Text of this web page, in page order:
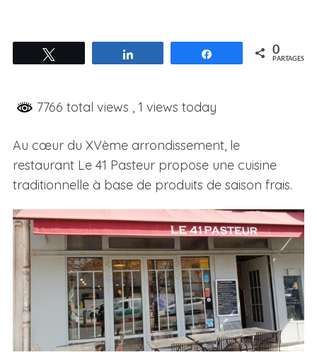
Partagez 0
PARTAGES
7766 total views , 1 views today
Au cœur du XVème arrondissement, le
restaurant Le 41 Pasteur propose une cuisine
traditionnelle à base de produits de saison frais.